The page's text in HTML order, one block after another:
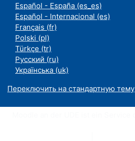
Español - España ‎(es_es)‎
Español - Internacional ‎(es)‎
Français ‎(fr)‎
Polski ‎(pl)‎
Türkçe ‎(tr)‎
Русский ‎(ru)‎
Українська ‎(uk)‎
Переключить на стандартную тему